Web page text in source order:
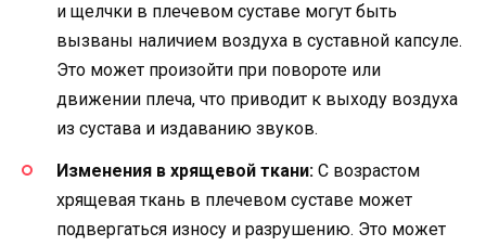
и щелчки в плечевом суставе могут быть
вызваны наличием воздуха в суставной капсуле.
Это может произойти при повороте или
движении плеча, что приводит к выходу воздуха
из сустава и издаванию звуков.
Изменения в хрящевой ткани: С возрастом
хрящевая ткань в плечевом суставе может
подвергаться износу и разрушению. Это может